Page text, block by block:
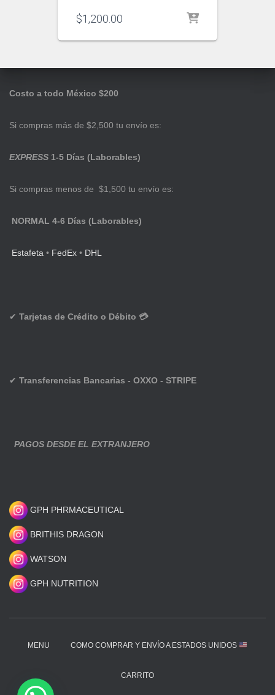
$1,200.00
Costo a todo México $200
Si compras más de $2,500 tu envío es:
EXPRESS 1-5 Días (Laborables)
Si compras menos de $1,500 tu envío es:
NORMAL 4-6 Días (Laborables)
Estafeta • FedEx • DHL
✔ Tarjetas de Crédito o Débito 💳
✔ Transferencias Bancarias - OXXO - STRIPE
PAGOS DESDE EL EXTRANJERO
GPH PHRMACEUTICAL
BRITHIS DRAGON
WATSON
GPH NUTRITION
MENU COMO COMPRAR Y ENVÍO A ESTADOS UNIDOS
CARRITO